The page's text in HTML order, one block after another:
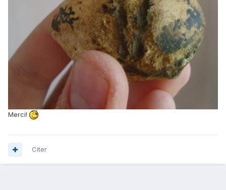
Merci!
Citer